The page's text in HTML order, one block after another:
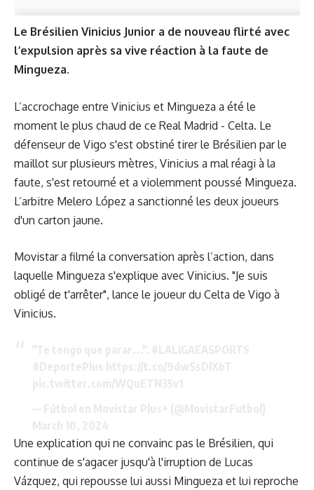
Le Brésilien Vinicius Junior a de nouveau flirté avec
l’expulsion après sa vive réaction à la faute de
Mingueza.
L’accrochage entre Vinicius et Mingueza a été le
moment le plus chaud de ce Real Madrid - Celta. Le
défenseur de Vigo s'est obstiné tirer le Brésilien par le
maillot sur plusieurs mètres, Vinicius a mal réagi à la
faute, s'est retourné et a violemment poussé Mingueza.
L’arbitre Melero López a sanctionné les deux joueurs
d'un carton jaune.
Movistar a filmé la conversation après l’action, dans
laquelle Mingueza s'explique avec Vinicius. "Je suis
obligé de t'arrêter", lance le joueur du Celta de Vigo à
Vinicius.
Une explication qui ne convainc pas le Brésilien, qui
continue de s'agacer jusqu'à l'irruption de Lucas
Vázquez, qui repousse lui aussi Mingueza et lui reproche